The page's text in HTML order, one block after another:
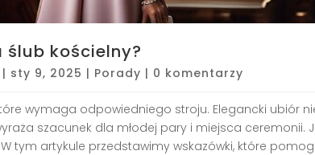
kościelny?
| sty 9, 2025 | Porady | 0 komentarzy
wymaga odpowiedniego stroju. Elegancki ubiór
szacunek dla młodej pary i miejsca ceremonii.
tym artykule przedstawimy wskazówki, które